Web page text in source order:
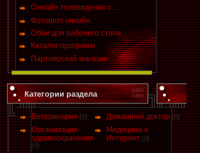
Онлайн телевидение с...
Фотошоп онлайн
Обои для рабочего стола
Каталог программ
Партнёрский магазин ...
Категории раздела
Ветеринария [0] Домашний доктор [0]
Организация
здравоохранения
[0]
Медицина и
Интернет [0]